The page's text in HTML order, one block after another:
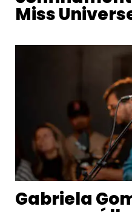
Miss
Gabriela